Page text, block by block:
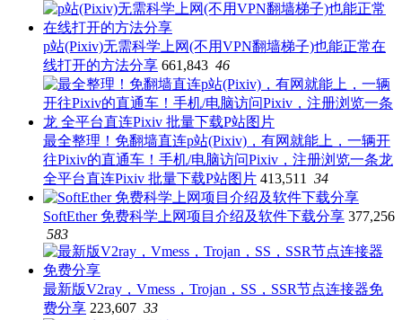
p站(Pixiv)无需科学上网(不用VPN翻墙梯子)也能正常在
线打开的方法分享 661,843 46
最全整理！免翻墙直连p站(Pixiv)，有网就能上，一辆开
往Pixiv的直通车！手机/电脑访问Pixiv，注册浏览一条龙
全平台直连Pixiv 批量下载P站图片 413,511 34
SoftEther 免费科学上网项目介绍及软件下载分享 377,256
583
最新版V2ray，Vmess，Trojan，SS，SSR节点连接器免
费分享 223,607 33